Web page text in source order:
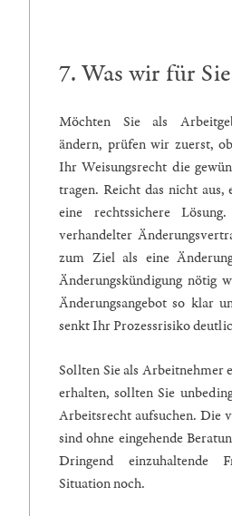
7. Was wir für
Möchten Sie als
ändern, prüfen wir zuerst,
Ihr Weisungsrecht die
tragen. Reicht das nicht
eine rechtssichere
verhandelter
zum Ziel als eine
Änderungskündigung nötig
Änderungsangebot so klar
senkt Ihr Prozessrisiko
Sollten Sie als Arbeitnehmer
erhalten, sollten Sie
Arbeitsrecht aufsuchen. Die
sind ohne eingehende
Dringend einzuhaltende
Situation noch.